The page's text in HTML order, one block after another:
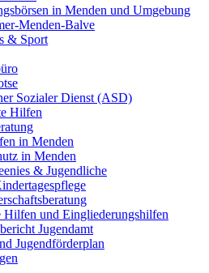
in Menden und Umgebung
Menden-Balve
& Sport
Sozialer Dienst (ASD)
Hilfen
in Menden
in Menden
& Jugendliche
Hilfen und Eingliederungshilfen
Jugendamt
Jugendförderplan